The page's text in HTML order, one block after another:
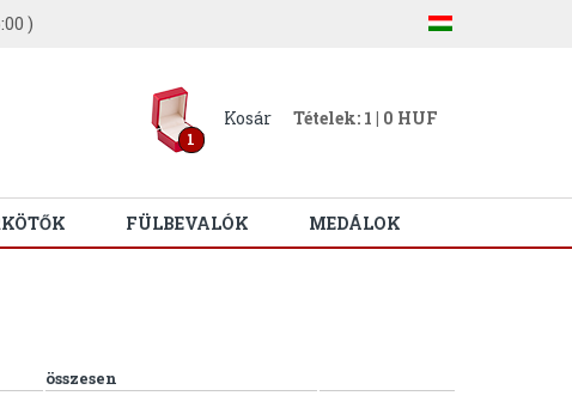
)
1
Kosár Tételek: 1 | 0 HUF
FÜLBEVALÓK MEDÁLOK
összesen